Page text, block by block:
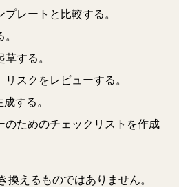
レートと比較する。
する。
スクをレビューする。
する。
のためのチェックリストを作成
換えるものではありません。